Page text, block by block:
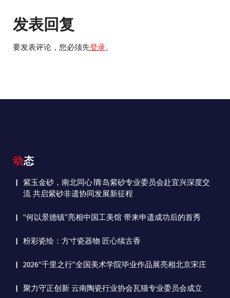
发表回复
要发表评论，您必须先登录。
动态
紫玉金砂，南北同心∣青岛紫砂专业委员会赴宜兴深度交
流 共启紫砂非遗协同发展新征程
“何以景德镇”亮相中国工美馆 带来申遗成功后的首秀
粉彩瓷绘：方寸瓷器物 匠心续古香
2026“千里之行”全国美术学院毕业作品展亮相北京宋庄
聚力守正创新 云南陶瓷行业协会瓦猫专业委员会成立